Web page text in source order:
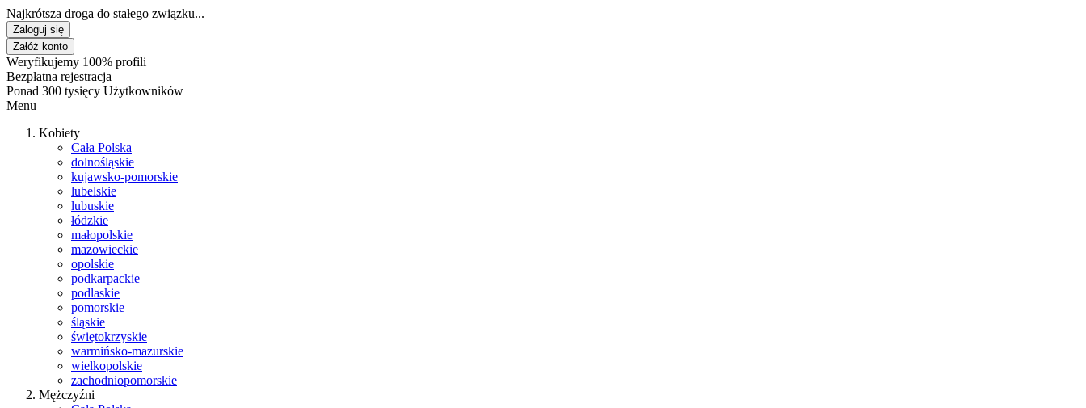
Najkrótsza droga do stałego związku...
Zaloguj się
Załóż konto
Weryfikujemy 100% profili
Bezpłatna rejestracja
Ponad 300 tysięcy Użytkowników
Menu
Kobiety
Cała Polska
dolnośląskie
kujawsko-pomorskie
lubelskie
lubuskie
łódzkie
małopolskie
mazowieckie
opolskie
podkarpackie
podlaskie
pomorskie
śląskie
świętokrzyskie
warmińsko-mazurskie
wielkopolskie
zachodniopomorskie
Mężczyźni